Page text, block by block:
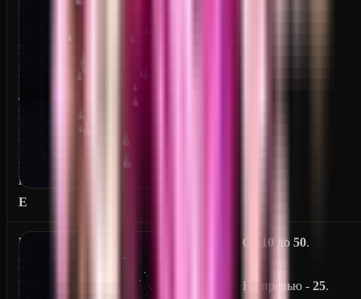
F
I
R
E
F
L
M
E
U
N
D
От 10 до50.
На превью -25.